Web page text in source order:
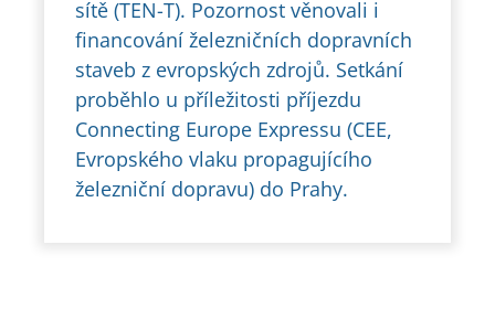
sítě (TEN-T). Pozornost věnovali i
financování železničních dopravních
staveb z evropských zdrojů. Setkání
proběhlo u příležitosti příjezdu
Connecting Europe Expressu (CEE,
Evropského vlaku propagujícího
železniční dopravu) do Prahy.